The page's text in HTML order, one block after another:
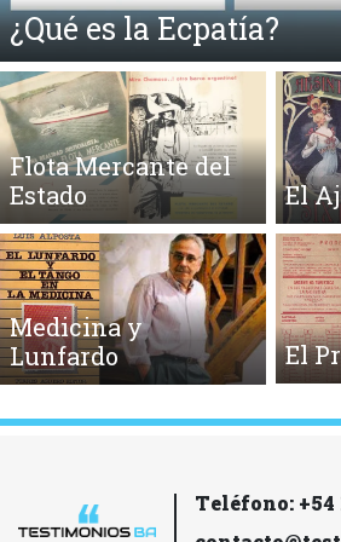
¿Qué es la Ecpatía?
Flota Mercante del
Estado
El
Medicina y
Lunfardo
El
Teléfono: +54